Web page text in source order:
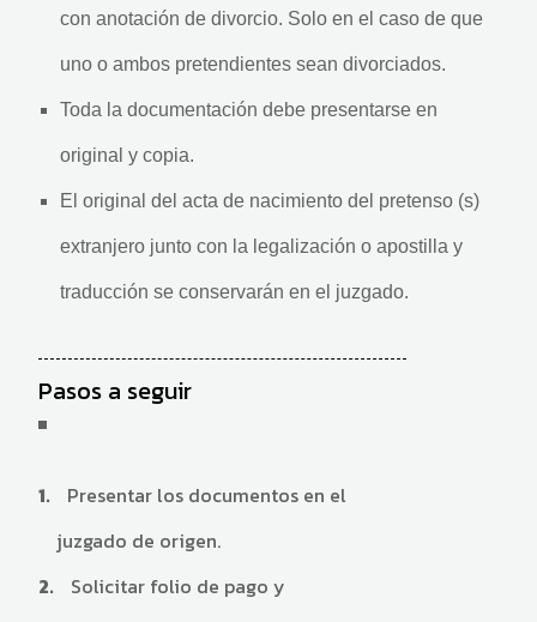
con anotación de divorcio. Solo en el caso de que
uno o ambos pretendientes sean divorciados.
Toda la documentación debe presentarse en
original y copia.
El original del acta de nacimiento del pretenso (s)
extranjero junto con la legalización o apostilla y
traducción se conservarán en el juzgado.
Pasos a seguir
Presentar los documentos en el
juzgado de origen.
Solicitar folio de pago y